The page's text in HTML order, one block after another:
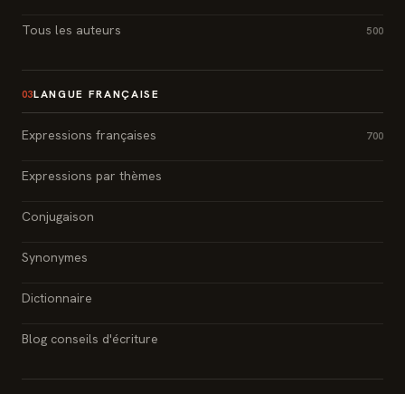
Tous les auteurs 500
03LANGUE FRANÇAISE
Expressions françaises 700
Expressions par thèmes
Conjugaison
Synonymes
Dictionnaire
Blog conseils d'écriture